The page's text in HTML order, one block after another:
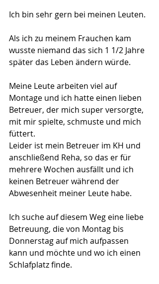
Ich bin sehr gern bei meinen Leuten.
Als ich zu meinem Frauchen kam
wusste niemand das sich 1 1/2 Jahre
später das Leben ändern würde.
Meine Leute arbeiten viel auf
Montage und ich hatte einen lieben
Betreuer, der mich super versorgte,
mit mir spielte, schmuste und mich
füttert.
Leider ist mein Betreuer im KH und
anschließend Reha, so das er für
mehrere Wochen ausfällt und ich
keinen Betreuer während der
Abwesenheit meiner Leute habe.
Ich suche auf diesem Weg eine liebe
Betreuung, die von Montag bis
Donnerstag auf mich aufpassen
kann und möchte und wo ich einen
Schlafplatz finde.